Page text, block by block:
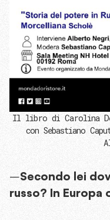
Il libro di Carolina De
con Sebastiano
–Secondo lei
russo? In Europa